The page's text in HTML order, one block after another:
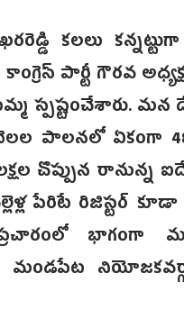
కలలు కన్నట్టుగా
పార్టీ గౌరవ
స్పష్టంచేశారు. మన
పాలనలో ఏకంగా 48
చొప్పున రానున్న
పేరిటే రిజిస్టర్
ప్రచారంలో భాగంగా
మండపేట